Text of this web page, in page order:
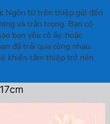
Ngôn từ trên thiệp gửi đến
và trân trọng. Bạn có
bạn yêu cô ấy, hoặc
đã trải qua cùng nhau.
khiến tấm thiệp trở nên